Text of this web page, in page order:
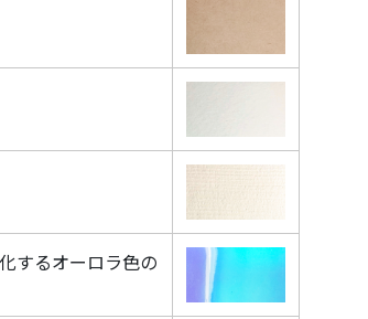
するオーロラ色の